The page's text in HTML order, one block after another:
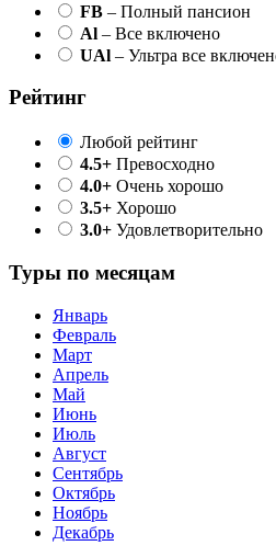
FB – Полный пансион
Al – Все включено
UAl – Ультра все
Рейтинг
Любой рейтинг
4.5+ Превосходно
4.0+ Очень хорошо
3.5+ Хорошо
3.0+ Удовлетворительно
Туры по месяцам
Январь
Февраль
Март
Апрель
Май
Июнь
Июль
Август
Сентябрь
Октябрь
Ноябрь
Декабрь